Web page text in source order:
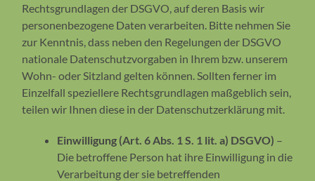
Rechtsgrundlagen der DSGVO, auf deren Basis wir
personenbezogene Daten verarbeiten. Bitte nehmen Sie
zur Kenntnis, dass neben den Regelungen der DSGVO
nationale Datenschutzvorgaben in Ihrem bzw. unserem
Wohn- oder Sitzland gelten können. Sollten ferner im
Einzelfall speziellere Rechtsgrundlagen maßgeblich sein,
teilen wir Ihnen diese in der Datenschutzerklärung mit.
Einwilligung (Art. 6 Abs. 1 S. 1 lit. a) DSGVO) –
Die betroffene Person hat ihre Einwilligung in die
Verarbeitung der sie betreffenden